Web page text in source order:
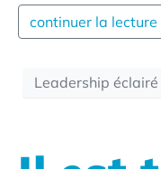
continuer la lecture
Leadership éclairé